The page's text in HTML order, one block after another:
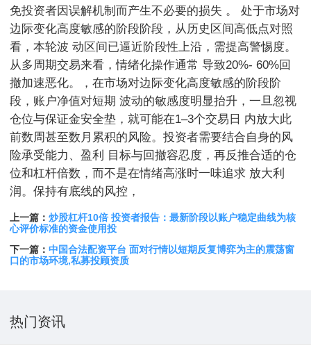
免投资者因误解机制而产生不必要的损失 。 处于市场对
边际变化高度敏感的阶段阶段，从历史区间高低点对照
看，本轮波 动区间已逼近阶段性上沿，需提高警惕度。
从多周期交易来看，情绪化操作通常 导致20%- 60%回
撤加速恶化。，在市场对边际变化高度敏感的阶段阶
段，账户净值对短期 波动的敏感度明显抬升，一旦忽视
仓位与保证金安全垫，就可能在1–3个交易日 内放大此
前数周甚至数月累积的风险。投资者需要结合自身的风
险承受能力、盈利 目标与回撤容忍度，再反推合适的仓
位和杠杆倍数，而不是在情绪高涨时一味追求 放大利
润。保持有底线的风控，
上一篇： 炒股杠杆10倍 投资者报告：最新阶段以账户稳定曲线为核
心评价标准的资金使用投
下一篇： 中国合法配资平台 面对行情以短期反复博弈为主的震荡窗
口的市场环境,私募投顾资质
热门资讯